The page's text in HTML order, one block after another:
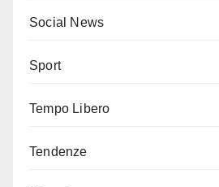
Social News
Sport
Tempo Libero
Tendenze